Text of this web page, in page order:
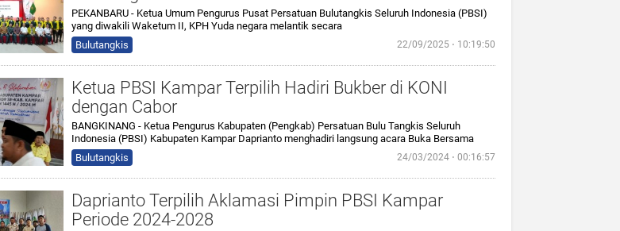
PEKANBARU - Ketua Umum Pengurus Pusat Persatuan Bulutangkis Seluruh Indonesia (PBSI)
yang diwakili Waketum II, KPH Yuda negara melantik secara
Bulutangkis
22/09/2025 ⋅ 10:19:50
Ketua PBSI Kampar Terpilih Hadiri Bukber di KONI
dengan Cabor
BANGKINANG - Ketua Pengurus Kabupaten (Pengkab) Persatuan Bulu Tangkis Seluruh
Indonesia (PBSI) Kabupaten Kampar Daprianto menghadiri langsung acara Buka Bersama
Bulutangkis
24/03/2024 ⋅ 00:16:57
Daprianto Terpilih Aklamasi Pimpin PBSI Kampar
Periode 2024-2028